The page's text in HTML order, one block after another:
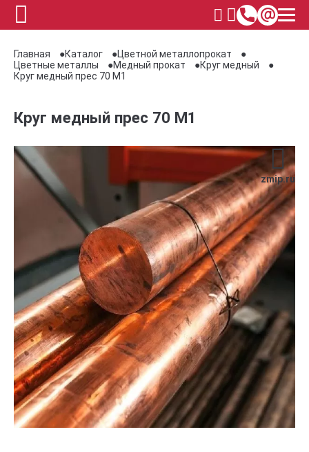
Главная Каталог
Цветной металлопрокат
Цветные металлы
Медный прокат
Круг медный
Круг медный прес 70 М1
Круг медный прес 70 М1
zmip.ru